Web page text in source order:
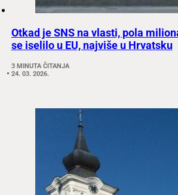
Otkad je SNS na vlasti, pola
se iselilo u EU, najviše u Hrvatsku
3 MINUTA ČITANJA
24. 03. 2026.